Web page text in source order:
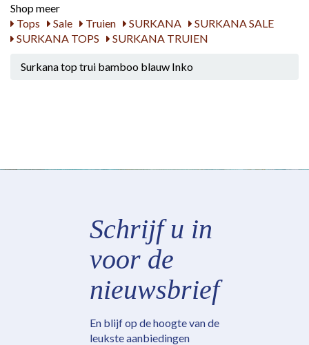
Shop meer
Tops
Sale Truien SURKANA
SURKANA SALE
SURKANA TOPS
SURKANA TRUIEN
Surkana top trui bamboo blauw Inko
Schrijf u in
voor de
nieuwsbrief
En blijf op de hoogte van de
leukste aanbiedingen